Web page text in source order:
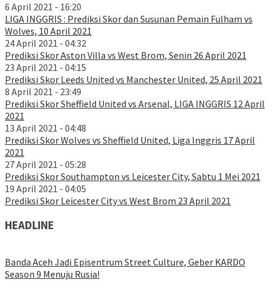
6 April 2021 - 16:20
LIGA INGGRIS : Prediksi Skor dan Susunan Pemain Fulham vs
Wolves, 10 April 2021
24 April 2021 - 04:32
Prediksi Skor Aston Villa vs West Brom, Senin 26 April 2021
23 April 2021 - 04:15
Prediksi Skor Leeds United vs Manchester United, 25 April 2021
8 April 2021 - 23:49
Prediksi Skor Sheffield United vs Arsenal, LIGA INGGRIS 12 April
2021
13 April 2021 - 04:48
Prediksi Skor Wolves vs Sheffield United, Liga Inggris 17 April
2021
27 April 2021 - 05:28
Prediksi Skor Southampton vs Leicester City, Sabtu 1 Mei 2021
19 April 2021 - 04:05
Prediksi Skor Leicester City vs West Brom 23 April 2021
HEADLINE
Banda Aceh Jadi Episentrum Street Culture, Geber KARDO
Season 9 Menuju Rusia!